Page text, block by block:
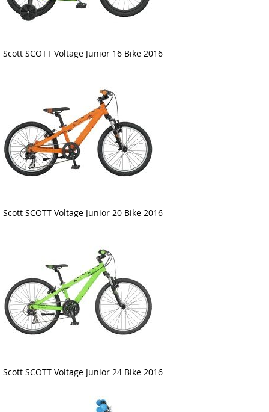
Scott SCOTT Voltage Junior 16 Bike 2016
Scott SCOTT Voltage Junior 20 Bike 2016
Scott SCOTT Voltage Junior 24 Bike 2016